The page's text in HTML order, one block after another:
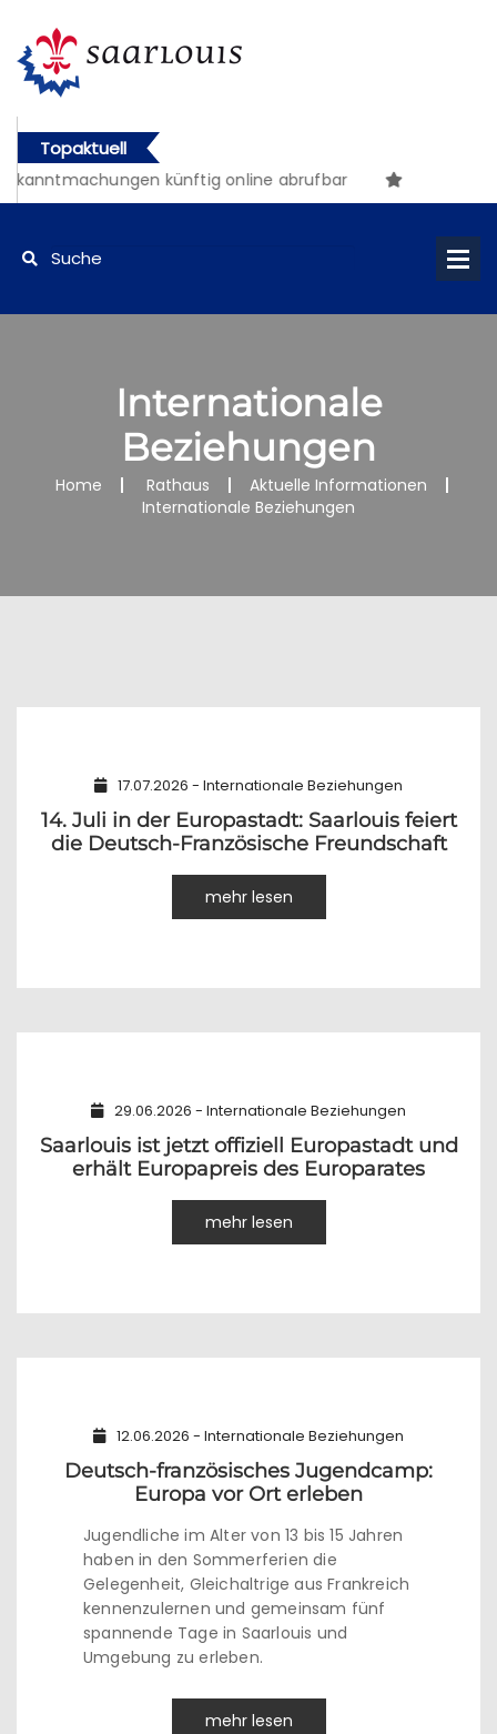
Topaktuell
künftig online abrufbar
Internationale
Beziehungen
Home Rathaus
Aktuelle Informationen
Internationale Beziehungen
17.07.2026 - Internationale Beziehungen
14. Juli in der Europastadt: Saarlouis feiert
die Deutsch-Französische Freundschaft
mehr lesen
29.06.2026 - Internationale Beziehungen
Saarlouis ist jetzt offiziell Europastadt und
erhält Europapreis des Europarates
mehr lesen
12.06.2026 - Internationale Beziehungen
Deutsch-französisches Jugendcamp:
Europa vor Ort erleben
Jugendliche im Alter von 13 bis 15 Jahren
haben in den Sommerferien die
Gelegenheit, Gleichaltrige aus Frankreich
kennenzulernen und gemeinsam fünf
spannende Tage in Saarlouis und
Umgebung zu erleben.
mehr lesen